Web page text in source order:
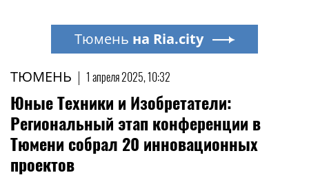
ТЮМЕНЬ | 1 апреля 2025, 10:32
Юные Техники и Изобретатели:
Региональный этап конференции в
Тюмени собрал 20 инновационных
проектов
Тюмень на Ria.city